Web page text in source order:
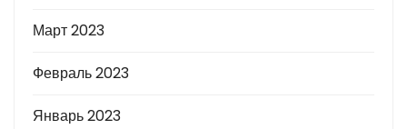
Март 2023
Февраль 2023
Январь 2023